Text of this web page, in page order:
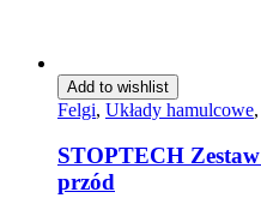
Add to wishlist
Felgi, Układy hamulcowe,
STOPTECH
przód